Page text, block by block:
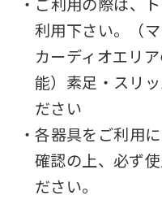
利用下さい。（
カーディオエリ
能）素足・スリ
ださい
・各器具をご利用
確認の上、必ず
ださい。